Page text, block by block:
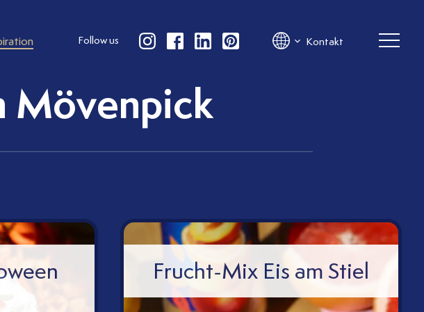
Follow us Kontakt
Mövenpick
Frucht-Mix Eis am Stiel